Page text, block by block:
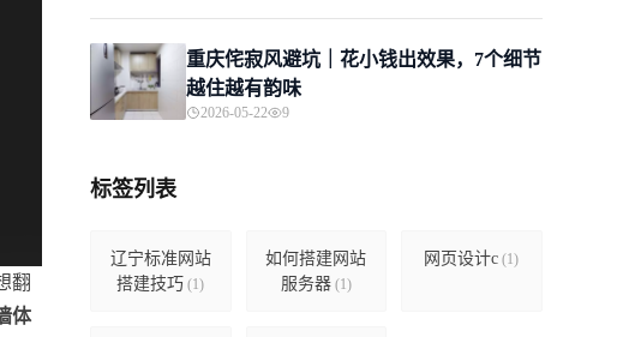
翻
体
重庆侘寂风避坑｜花小钱出效果，7个细节
越住越有韵味
2026-05-22 9
标签列表
辽宁标准网站
搭建技巧 (1)
如何搭建网站
服务器(1)
网页设计c (1)